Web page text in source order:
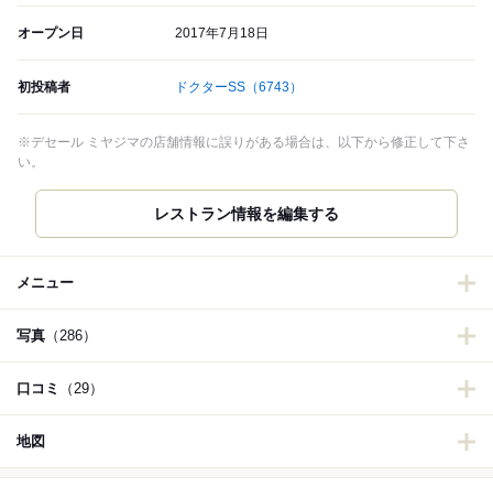
オープン日 2017年7月18日
初投稿者 ドクターSS （6743）
※デセール ミヤジマの店舗情報に誤りがある場合は、以下から修正して下さ
い。
レストラン情報を編集する
メニュー
写真 （286）
口コミ （29）
地図